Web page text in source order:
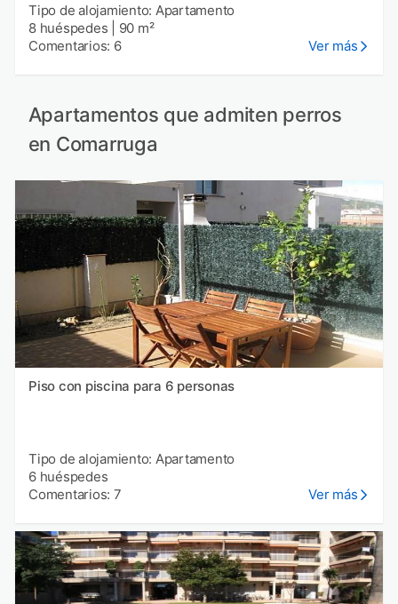
Tipo de alojamiento: Apartamento
8 huéspedes
90 m²
Comentarios: 6
Ver más
Apartamentos que admiten perros
en Comarruga
Piso con piscina para 6 personas
Tipo de alojamiento: Apartamento
6 huéspedes
Comentarios: 7
Ver más